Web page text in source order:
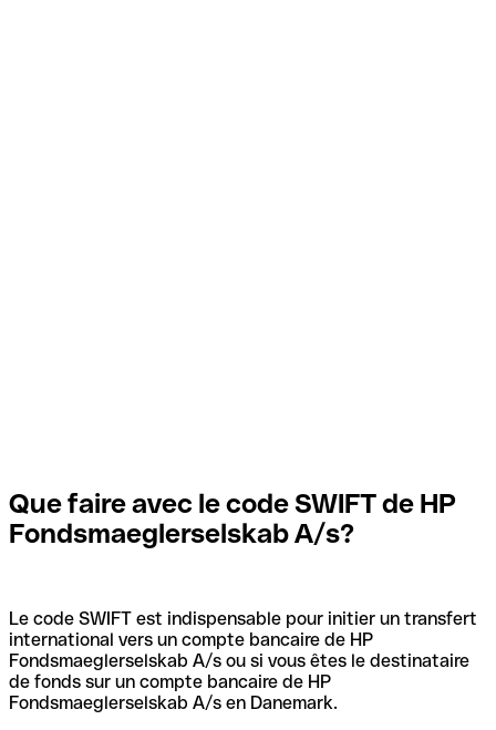
Que faire avec le code SWIFT de HP
Fondsmaeglerselskab A/s?
Le code SWIFT est indispensable pour initier un transfert
international vers un compte bancaire de HP
Fondsmaeglerselskab A/s ou si vous êtes le destinataire
de fonds sur un compte bancaire de HP
Fondsmaeglerselskab A/s en Danemark.